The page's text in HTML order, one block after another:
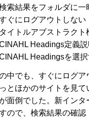
検索結果をフォルダに
すぐにログアウトしな
タイトルアブストラク
CINAHL Headings定義
CINAHL Headingsを選
中でも、すぐにログ
とほかのサイトを見
面倒でした。新イン
ので、検索結果の確認